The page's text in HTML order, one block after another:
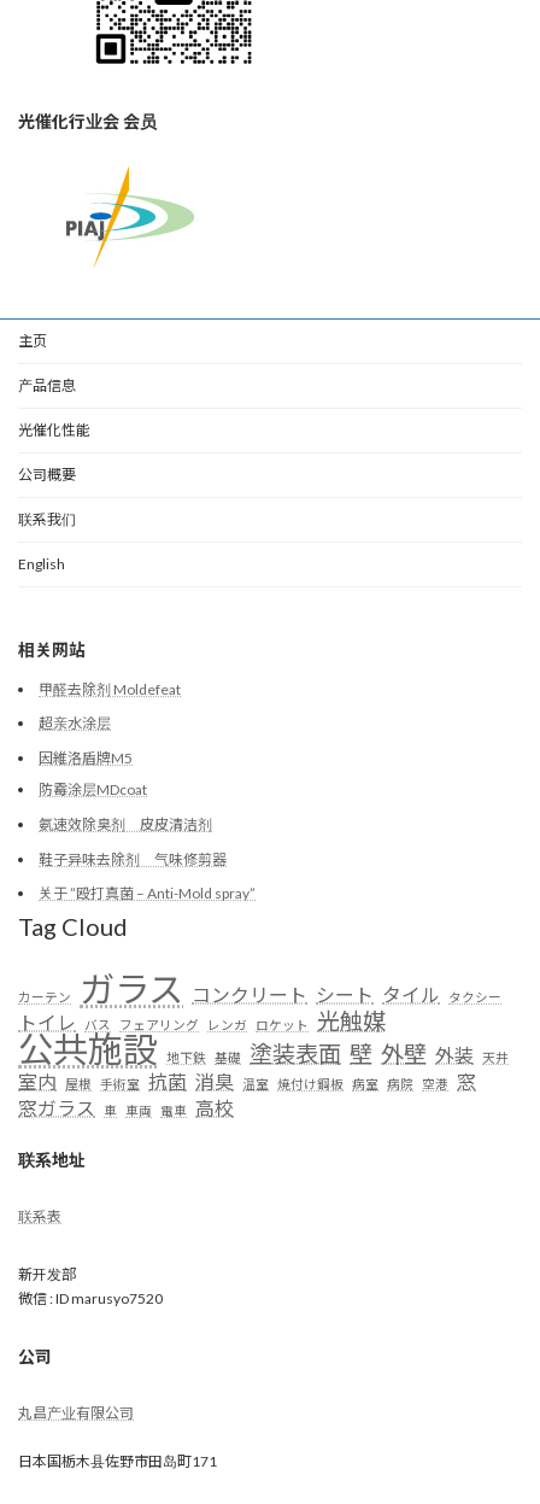
光催化行业会 会员
主页
产品信息
光催化性能
公司概要
联系我们
English
相关网站
甲醛去除剂 Moldefeat
超亲水涂层
因維洛盾牌M5
防霉涂层MDcoat
氨速效除臭剂 皮皮清洁剂
鞋子异味去除剂 气味修剪器
关于 ”殴打真菌 – Anti-Mold spray”
Tag Cloud
カーテン ガラス コンクリート シート タイル タクシー
トイレ バス フェアリング レンガ ロケット 光触媒
公共施設 地下鉄 基礎 塗装表面 壁 外壁 外装 天井
室内 屋根 手術室 抗菌 消臭 温室 焼付け鋼板 病室 病院 空港
窓
窓ガラス
車 車両 電車 高校
联系地址
联系表
新开发部
微信 : ID marusyo7520
公司
丸昌产业有限公司
日本国栃木县佐野市田岛町171